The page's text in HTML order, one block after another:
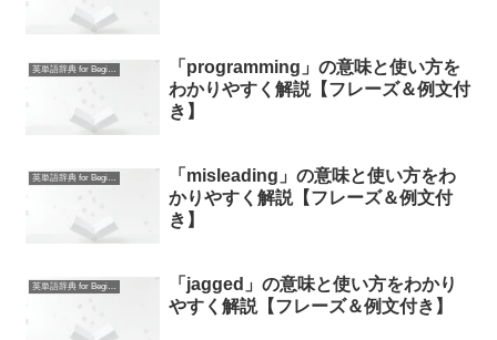
英単語辞典 for Beginners
「programming」の意味と使い方を
わかりやすく解説【フレーズ＆例文付
き】
英単語辞典 for Beginners
「misleading」の意味と使い方をわ
かりやすく解説【フレーズ＆例文付
き】
英単語辞典 for Beginners
「jagged」の意味と使い方をわかり
やすく解説【フレーズ＆例文付き】